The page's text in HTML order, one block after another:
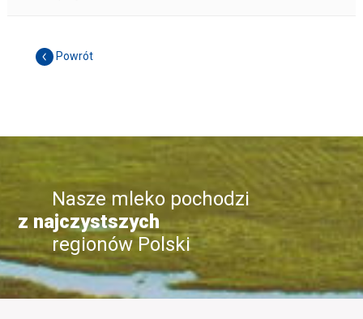
Powrót
Nasze mleko pochodzi
z najczystszych
regionów Polski